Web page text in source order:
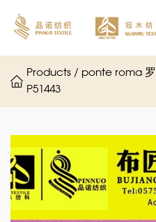
Products / ponte roma
P51443